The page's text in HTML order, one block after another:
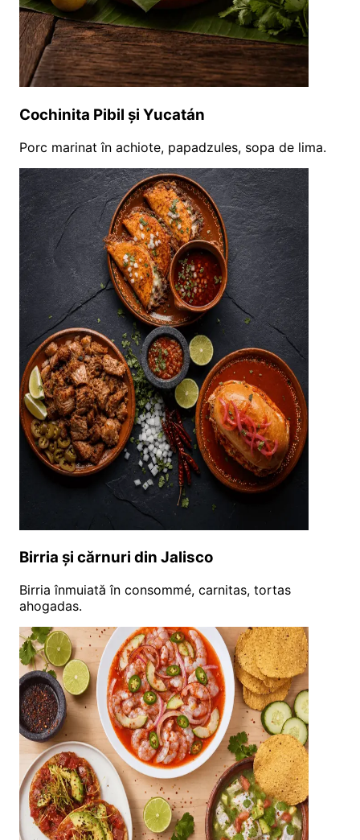
Cochinita Pibil și Yucatán
Porc marinat în achiote, papadzules, sopa de lima.
Birria și cărnuri din Jalisco
Birria înmuiată în consommé, carnitas, tortas
ahogadas.